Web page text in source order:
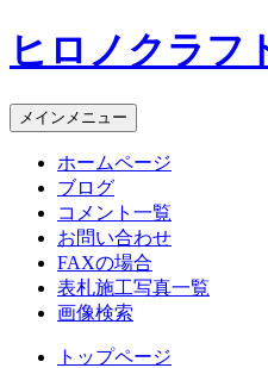
コ
ン
ン
ツ
ヒロノクラ
メインメニュー
ホームページ
ブログ
コメント一覧
お問い合わせ
FAXの場合
表札施工写真一覧
画像検索
トップページ